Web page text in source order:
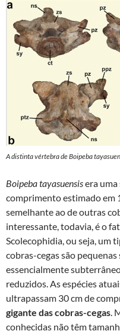
A distinta vértebra de Boipeba
Boipeba tayasuensisera
comprimento estimado em
semelhante ao de outras
interessante, todavia, é o
Scolecophidia, ou seja, um
cobras-cegas são
essencialmente
reduzidos. As espécies
ultrapassam 30 cm de
gigante das cobras-cegas .
conhecidas não têm